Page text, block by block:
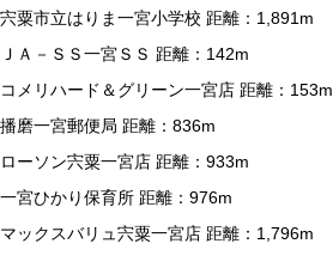
宍粟市立はりま一宮小学校 距離：1,891m
ＪＡ－ＳＳ一宮ＳＳ 距離：142m
コメリハード＆グリーン一宮店 距離：153m
播磨一宮郵便局 距離：836m
ローソン宍粟一宮店 距離：933m
一宮ひかり保育所 距離：976m
マックスバリュ宍粟一宮店 距離：1,796m